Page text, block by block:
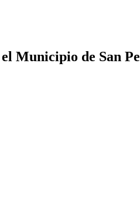
el Municipio de San